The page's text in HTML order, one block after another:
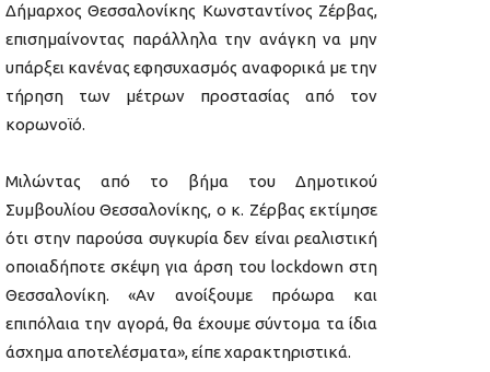
Δήμαρχος Θεσσαλονίκης Κωνσταντίνος Ζέρβας,
επισημαίνοντας παράλληλα την ανάγκη να μην
υπάρξει κανένας εφησυχασμός αναφορικά με την
τήρηση των μέτρων προστασίας από τον
κορωνοϊό.
Μιλώντας από το βήμα του Δημοτικού
Συμβουλίου Θεσσαλονίκης, ο κ. Ζέρβας εκτίμησε
ότι στην παρούσα συγκυρία δεν είναι ρεαλιστική
οποιαδήποτε σκέψη για άρση του lockdown στη
Θεσσαλονίκη. «Αν ανοίξουμε πρόωρα και
επιπόλαια την αγορά, θα έχουμε σύντομα τα ίδια
άσχημα αποτελέσματα», είπε χαρακτηριστικά.